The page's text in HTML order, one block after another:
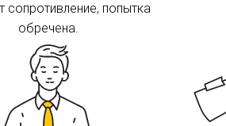
сопротивление, попытка
обречена.